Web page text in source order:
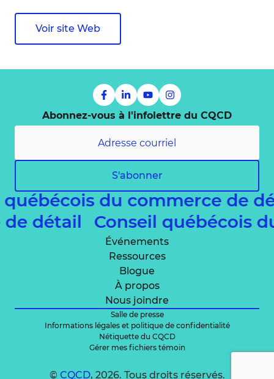
Voir site Web
Abonnez-vous à l'infolettre du CQCD
S'abonner
québécois du commerce de
de détail
Conseil québécois
Événements
Ressources
Blogue
À propos
Nous joindre
Salle de presse
Informations légales et politique de confidentialité
Nétiquette du CQCD
Gérer mes fichiers témoin
© CQCD, 2026. Tous droits réservés.